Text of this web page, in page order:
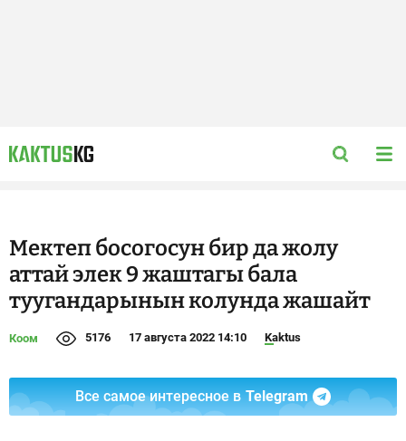
Мектеп босогосун бир да жолу
аттай элек 9 жаштагы бала
туугандарынын колунда жашайт
Коом 5176 17 августа 2022 14:10 Kaktus
Все самое интересное в Telegram